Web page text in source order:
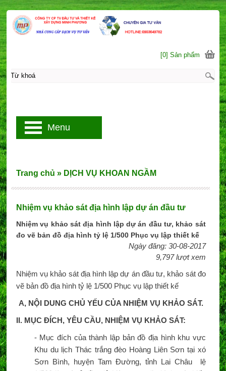
Nhiệm vụ khảo sát địa hình lập dự án đầu tư
Nhiệm vụ khảo sát địa hình lập dự án đầu tư, khảo sát
đo vẽ bản đồ địa hình tỷ lệ 1/500 Phục vụ lập thiết kế
Ngày đăng: 30-08-2017
9,797 lượt xem
Nhiệm vụ khảo sát địa hình lập dự án đầu tư, khảo sát đo
vẽ bản đồ địa hình tỷ lệ 1/500 Phục vụ lập thiết kế
A, NỘI DUNG CHỦ YẾU CỦA NHIỆM VỤ KHẢO SÁT.
II. MỤC ĐÍCH, YÊU CẦU, NHIỆM VỤ KHẢO SÁT:
- Mục đích của thành lập bản đồ địa hình khu vực
Khu du lịch Thác trắng đèo Hoàng Liên Sơn tại xó
Sơn Bình, huyện Tam Đường, tỉnh Lai Châu lệ
Trang chủ » DỊCH VỤ KHOAN NGẦM
[0] Sản phẩm
Menu